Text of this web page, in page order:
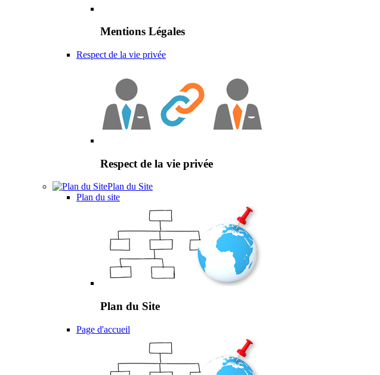
Mentions Légales
Respect de la vie privée
Respect de la vie privée
Plan du Site
Plan du site
Plan du Site
Page d'accueil